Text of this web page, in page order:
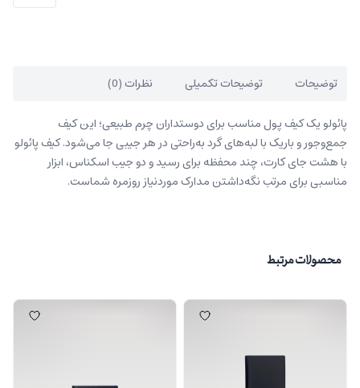
توضیحات توضیحات تکمیلی نظرات (0)
پائولو یک کیف پول مناسب برای دوستداران چرم طبیعی؛ این کیف
جمع‌وجور و باریک با لبه‌های گرد به‌راحتی در هر جیبی جا می‌شود. کیف پائولو
با هشت جای کارت، چند محفظه برای رسید و دو جیب اسکناس، ابزار
مناسبی برای مرتب نگه‌داشتن مدارک موردنیاز روزمره شماست.
محصولات مرتبط